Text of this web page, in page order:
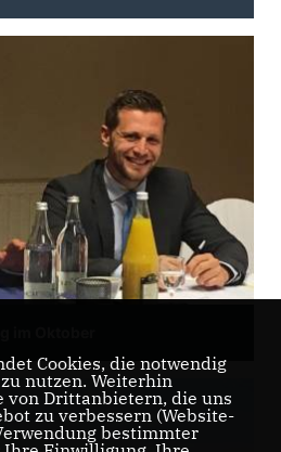
im Oktober
Cookies, die notwendig
nutzen. Weiterhin
von Drittanbietern, die uns
zu verbessern (Website-
bestimmter